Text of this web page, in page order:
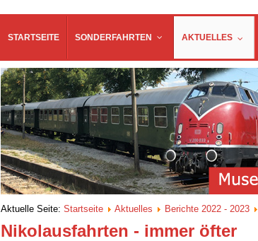
STARTSEITE SONDERFAHRTEN AKTUELLES
Aktuelle Seite: Startseite Aktuelles Berichte 2022 - 2023
Nikolausfahrten - immer öfter